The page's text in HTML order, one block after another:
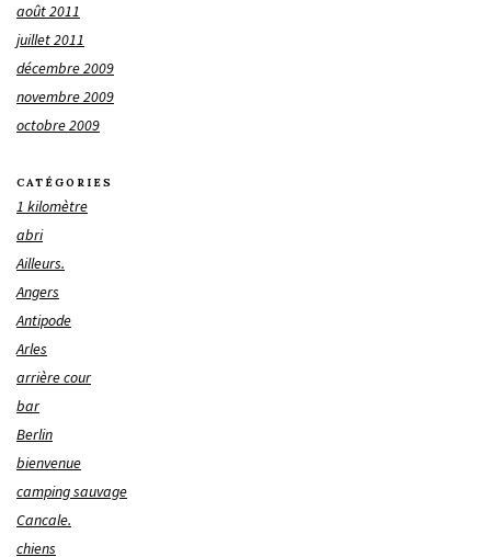
août 2011
juillet 2011
décembre 2009
novembre 2009
octobre 2009
CATÉGORIES
1 kilomètre
abri
Ailleurs.
Angers
Antipode
Arles
arrière cour
bar
Berlin
bienvenue
camping sauvage
Cancale.
chiens